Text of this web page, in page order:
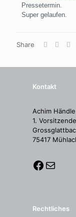
Pressetermin.
Super gelaufen.
Share
Kontakt
Achim Händle
1.
75417
Rechtliches